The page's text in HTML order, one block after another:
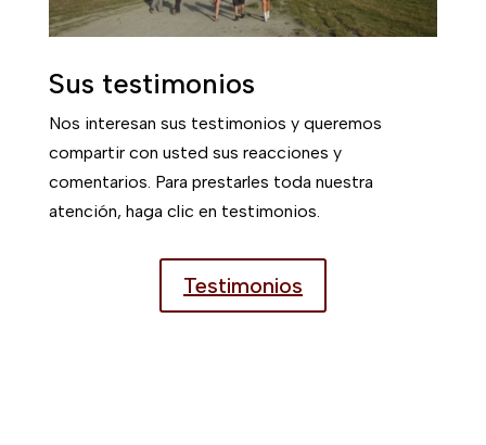
Sus testimonios
Nos interesan sus testimonios y queremos
compartir con usted sus reacciones y
comentarios. Para prestarles toda nuestra
atención, haga clic en testimonios.
Testimonios